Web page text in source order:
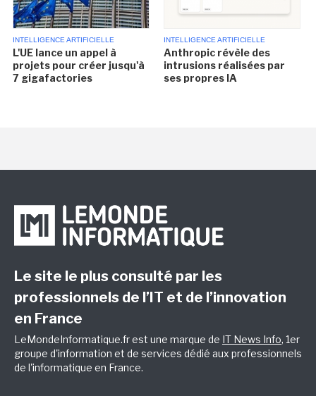
INTELLIGENCE ARTIFICIELLE
L'UE lance un appel à
projets pour créer jusqu'à
7 gigafactories
INTELLIGENCE ARTIFICIELLE
Anthropic révèle des
intrusions réalisées par
ses propres IA
Le site le plus consulté par les
professionnels de l’IT et de l’innovation
en France
LeMondeInformatique.fr est une marque de IT News Info, 1er
groupe d'information et de services dédié aux professionnels
de l'informatique en France.